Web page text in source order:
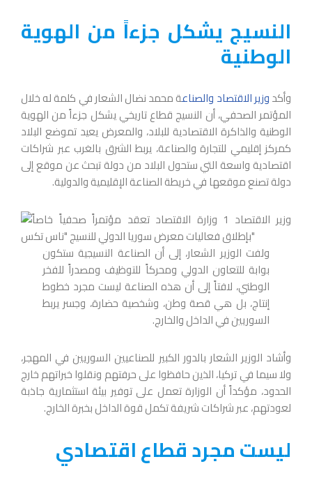
النسيج يشكل جزءاً من الهوية
الوطنية
وأكدوزير الاقتصاد والصناعة محمد نضال الشعار في كلمة له خلال
المؤتمر الصحفي، أن النسيج قطاع تاريخي يشكل جزءاً من الهوية
الوطنية والذاكرة الاقتصادية للبلاد، والمعرض يعيد تموضع البلاد
كمركز إقليمي للتجارة والصناعة، يربط الشرق بالغرب عبر شراكات
اقتصادية واسعة التي ستحول البلاد من دولة تبحث عن موقع إلى
دولة تصنع موقعها في خريطة الصناعة الإقليمية والدولية.
ولفت الوزير الشعار، إلى أن الصناعة النسيجية ستكون
بوابة للتعاون الدولي ومحركاً للتوظيف ومصدراً للفخر
الوطني، لافتاً إلى أن هذه الصناعة ليست مجرد خطوط
إنتاج، بل هي قصة وطن، وشخصية حضارة، وجسر يربط
السوريين في الداخل والخارج.
وأشاد الوزير الشعار بالدور الكبير للصناعيين السوريين في المهجر،
ولا سيما في تركيا، الذين حافظوا على حرفتهم ونقلوا خبراتهم خارج
الحدود، مؤكداً أن الوزارة تعمل على توفير بيئة استثمارية جاذبة
لعودتهم، عبر شراكات شريفة تكمل قوة الداخل بخبرة الخارج.
ليست مجرد قطاع اقتصادي